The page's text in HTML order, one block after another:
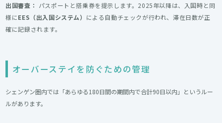
出国審査： パスポートと搭乗券を提示します。2025年以降は、入国時と同
様にEES（出入国システム） による自動チェックが行われ、滞在日数が正
確に記録されます。
オーバーステイを防ぐための管理
シェンゲン圏内では「あらゆる180日間の期間内で合計90日以内」というルー
ルがあります。